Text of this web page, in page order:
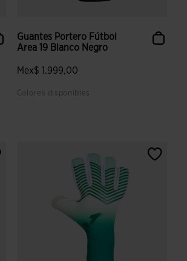
Guantes Portero Fútbol
Area 19 Blanco Negro
Mex$ 1.999,00
Colores disponibles